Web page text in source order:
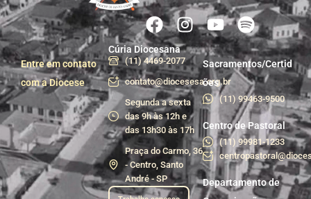
Entre em contato
com a Diocese
Cúria Diocesana
(11) 4469-2077
contato@diocesesa.org.br
Segunda a sexta
das 9h às 12h e
das 13h30 às 17h
Praça do Carmo, 36
- Centro, Santo
André - SP
Sacramentos/Certid
ões
(11) 99463-9500
Centro de Pastoral
(11) 99981-1233
Departamento de